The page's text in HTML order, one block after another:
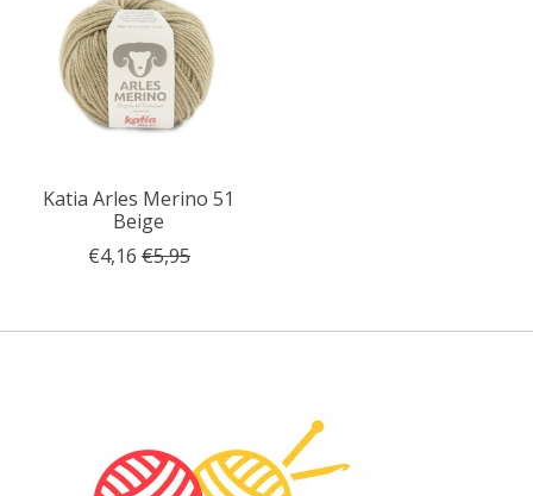
Katia Arles Merino 51
Beige
€4,16 €5,95